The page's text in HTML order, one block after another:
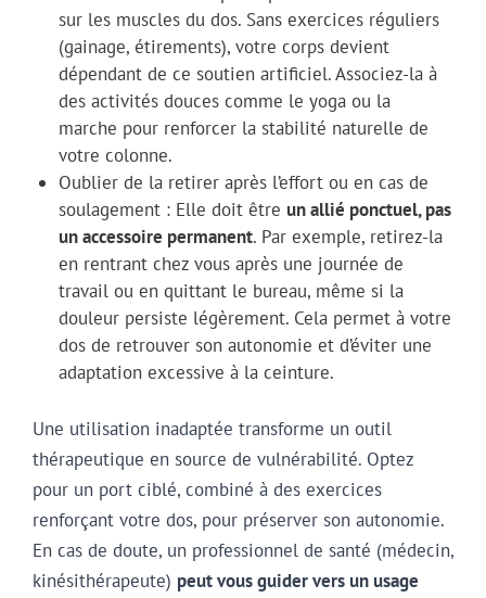
sur les muscles du dos. Sans exercices réguliers
(gainage, étirements), votre corps devient
dépendant de ce soutien artificiel. Associez-la à
des activités douces comme le yoga ou la
marche pour renforcer la stabilité naturelle de
votre colonne.
Oublier de la retirer après l’effort ou en cas de
soulagement : Elle doit être un allié ponctuel, pas
un accessoire permanent. Par exemple, retirez-la
en rentrant chez vous après une journée de
travail ou en quittant le bureau, même si la
douleur persiste légèrement. Cela permet à votre
dos de retrouver son autonomie et d’éviter une
adaptation excessive à la ceinture.
Une utilisation inadaptée transforme un outil
thérapeutique en source de vulnérabilité. Optez
pour un port ciblé, combiné à des exercices
renforçant votre dos, pour préserver son autonomie.
En cas de doute, un professionnel de santé (médecin,
kinésithérapeute) peut vous guider vers un usage